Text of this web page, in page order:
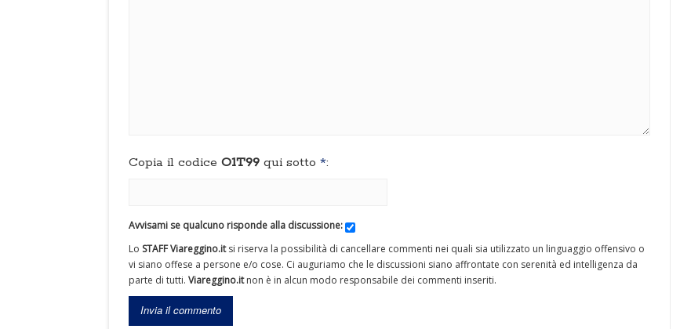
Copia il codice O1T99 qui sotto *:
Avvisami se qualcuno risponde alla discussione:
Lo STAFF Viareggino.itsi riserva la possibilità di cancellare commenti nei quali sia utilizzato un linguaggio offensivo o
vi siano offese a persone e/o cose. Ci auguriamo che le discussioni siano affrontate con serenità ed intelligenza da
parte di tutti. Viareggino.itnon è in alcun modo responsabile dei commenti inseriti.